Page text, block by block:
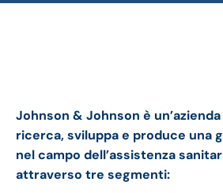
Johnson & Johnson è
ricerca, sviluppa e produce una
nel campo dell’assistenza
attraverso tre segmenti: